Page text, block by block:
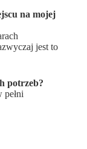
na mojej
jest to
potrzeb?